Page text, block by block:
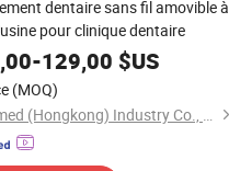
dentaire sans fil amovible à
pour clinique dentaire
-129,00 $US
(MOQ)
Benemed (Hongkong) Industry Co., Limited